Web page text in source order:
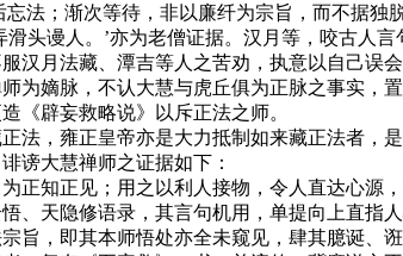
法；渐次等待，非以廉纤为宗旨，而不据
头谩人。’亦为老僧证据。汉月等，咬古人
月法藏、潭吉等人之苦劝，执意以自己误
为嫡脉，不认大慧与虎丘俱为正脉之事实
《辟妄救略说》以斥正法之师。
，雍正皇帝亦是大力抵制如来藏正法者，
谤大慧禅师之证据如下：
知正见；用之以利人接物，令人直达心源
、天隐修语录，其言句机用，单提向上直
旨，即其本师悟处亦全未窥见，肆其臆诞